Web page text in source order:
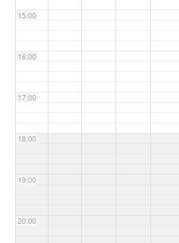
15:00
16:00
17:00
18:00
19:00
20:00